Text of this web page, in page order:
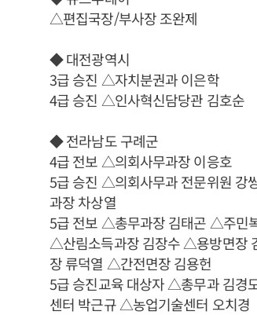
△편집국장/부사장 조완제
◆ 대전광역시
3급 승진 △자치분권과 이은학
4급 승진 △인사혁신담당관 김호순
◆ 전라남도 구례군
4급 전보 △의회사무과장 이응호
5급 승진 △의회사무과 전문위원
과장 차상열
5급 전보 △총무과장 김태곤 △주민
△산림소득과장 김장수 △용방면장
장 류덕열 △간전면장 김용헌
5급 승진교육 대상자 △총무과 김
센터 박근규 △농업기술센터 오치경